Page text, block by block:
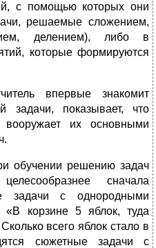
с помощью которых они
решаемые сложением,
делением), либо в
которые формируются
впервые знакомит
задачи, показывает, что
воору­жает их основными
обучении решению задач
сначала
задачи с однородными
«В корзине 5 яблок, туда
всего яблок стало в
сюжетные задачи с